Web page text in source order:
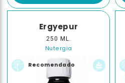
Ergyepur
250 ML.
Nutergia
Recomendado